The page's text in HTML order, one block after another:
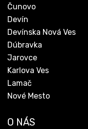
Čunovo
Devín
Devínska Nová Ves
Dúbravka
Jarovce
Karlova Ves
Lamač
Nové Mesto
O NÁS